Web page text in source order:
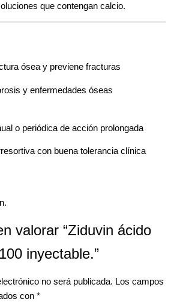
que contengan calcio.
ósea y previene fracturas
y enfermedades óseas
o periódica de acción prolongada
con buena tolerancia clínica
valorar “Ziduvin ácido
inyectable.”
no será publicada. Los campos
con *